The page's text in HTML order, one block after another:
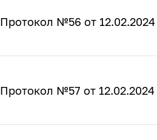
Протокол №56 от 12.02.2024
Протокол №57 от 12.02.2024